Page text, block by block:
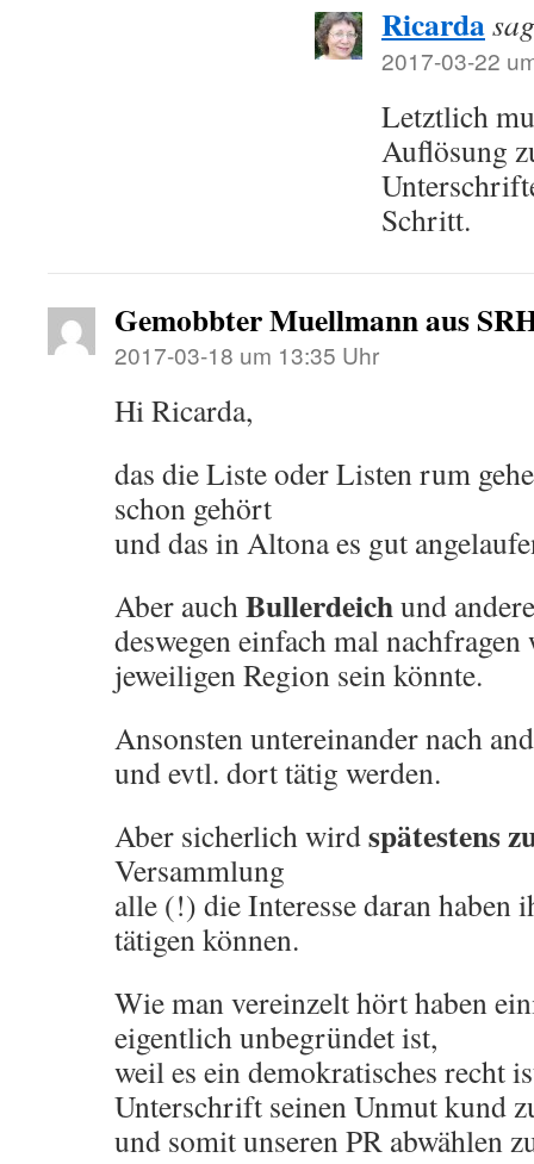
Ricarda
2017-03-22
Letztlich
Auflösung
Schritt.
Gemobbter Muellmann aus
2017-03-18 um 13:35 Uhr
Hi Ricarda,
das die Liste oder Listen rum
schon gehört
und das in Altona es gut
Aber auchBullerdeichund
deswegen einfach mal
jeweiligen Region sein könnte.
Ansonsten untereinander nach
und evtl. dort tätig werden.
Aber sicherlich wirdspätestens
Versammlung
alle (!) die Interesse daran
tätigen können.
Wie man vereinzelt hört haben
eigentlich unbegründet ist,
weil es ein demokratisches recht
Unterschrift seinen Unmut kund
und somit unseren PR abwählen